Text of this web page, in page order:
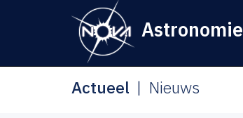
Astronomie
Actueel Nieuws